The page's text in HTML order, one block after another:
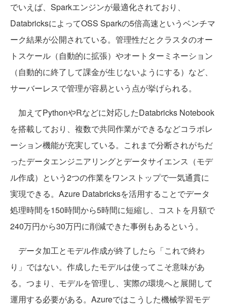
でいえば、Sparkエンジンが最適化されており、
DatabricksによってOSS Sparkの5倍高速というベンチマ
ーク結果が公開されている。管理性だとクラスタのオー
トスケール（自動的に拡張）やオートターミネーション
（自動的に終了して課金が生じないようにする）など、
サーバーレスで管理が容易という点が挙げられる。
加えてPythonやRなどに対応したDatabricks Notebook
を搭載しており、複数で共同作業ができるなどコラボレ
ーション機能が充実している。これまで分断されがちだ
ったデータエンジニアリングとデータサイエンス（モデ
ル作成）という2つの作業をワンストップで一気通貫に
実現できる。Azure Databricksを活用することでデータ
処理時間を150時間から5時間に短縮し、コストを月額で
240万円から30万円に削減できた事例もあるという。
データ加工とモデル作成が終了したら「これで終わ
り」ではない。作成したモデルは使ってこそ意味があ
る。つまり、モデルを管理し、実際の環境へと展開して
運用する必要がある。Azureではこうした機械学習モデ